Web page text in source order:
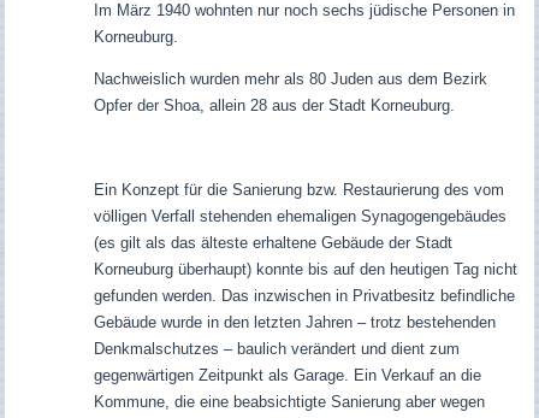
Im März 1940 wohnten nur noch sechs jüdische Personen in
Korneuburg.
Nachweislich wurden mehr als 80 Juden aus dem Bezirk
Opfer der Shoa, allein 28 aus der Stadt Korneuburg.
Ein Konzept für die Sanierung bzw. Restaurierung des vom
völligen Verfall stehenden ehemaligen Synagogengebäudes
(es gilt als das älteste erhaltene Gebäude der Stadt
Korneuburg überhaupt) konnte bis auf den heutigen Tag nicht
gefunden werden. Das inzwischen in Privatbesitz befindliche
Gebäude wurde in den letzten Jahren – trotz bestehenden
Denkmalschutzes – baulich verändert und dient zum
gegenwärtigen Zeitpunkt als Garage. Ein Verkauf an die
Kommune, die eine beabsichtigte Sanierung aber wegen